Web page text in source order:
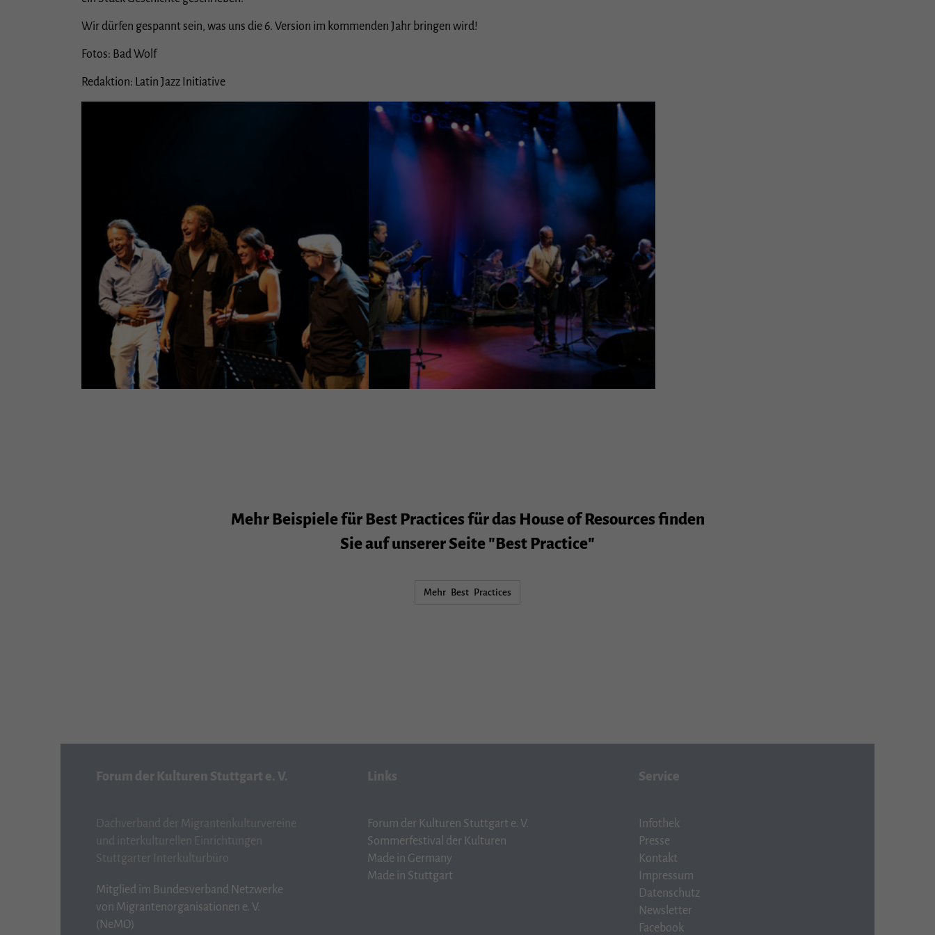
Wir dürfen gespannt sein, was uns die 6. Version im kommenden Jahr bringen wird!
Fotos: Bad Wolf
Redaktion: Latin Jazz Initiative
Mehr Beispiele für Best Practices für das House of Resources finden
Sie auf unserer Seite "Best Practice"
Mehr Best Practices
Forum der Kulturen Stuttgart e. V.
Dachverband der Migrantenkulturvereine
und interkulturellen Einrichtungen
Stuttgarter Interkulturbüro
Mitglied im Bundesverband Netzwerke
von Migrantenorganisationen e. V.
(NeMO)
Links
Forum der Kulturen Stuttgart e. V.
Sommerfestival der Kulturen
Made in Germany
Made in Stuttgart
Service
Infothek
Presse
Kontakt
Impressum
Datenschutz
Newsletter
Facebook
Externe Medien (3)
Inhalte von Videoplattformen und Social-Media-Plattformen werden standardmäßig blockiert. Wenn
Cookies von externen Medien akzeptiert werden, bedarf der Zugriff auf diese Inhalte keiner manuellen